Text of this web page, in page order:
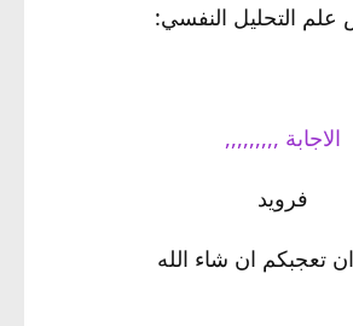
التحليل النفسي:
الاجابة ,,,,,,,,,
فرويد
تعجبكم ان شاء الله